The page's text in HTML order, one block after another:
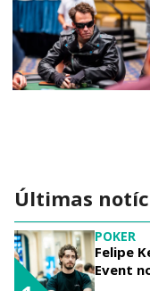
Últimas
POKER
Felipe
Event